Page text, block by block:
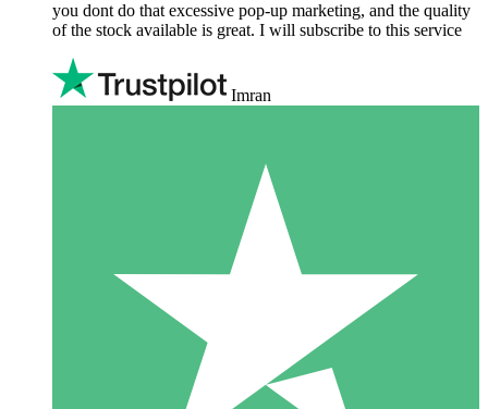
you dont do that excessive pop-up marketing, and the quality
of the stock available is great. I will subscribe to this service
Imran